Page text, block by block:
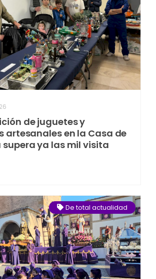
de juguetes y
artesanales en la Casa de
supera ya las mil visita
De total actualidad